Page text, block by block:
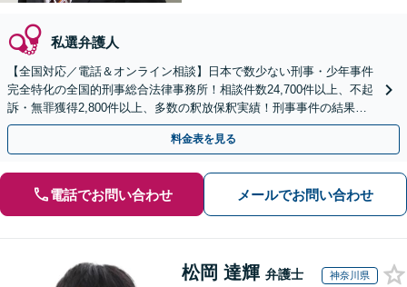
私選弁護人
【全国対応／電話＆オンライン相談】日本で数少ない刑事・少年事件
完全特化の全国的刑事総合法律事務所！相談件数24,700件以上、不起
訴・無罪獲得2,800件以上、多数の釈放保釈実績！刑事事件の結果は
弁護士の腕次第で変わります【初回相談無料】
料金表を見る
電話でお問い合わせ メールでお問い合わせ
松岡 達輝 弁護士 神奈川県